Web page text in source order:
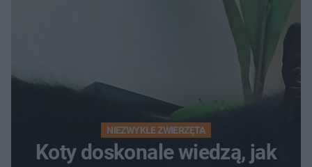
NIEZWYKŁE ZWIERZĘTA
Koty doskonale wiedzą, jak